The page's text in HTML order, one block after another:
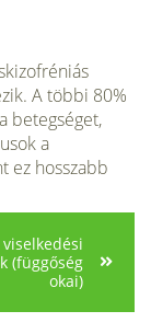
A többi 80%
betegséget,
a
ez hosszabb
(függőség
okai)